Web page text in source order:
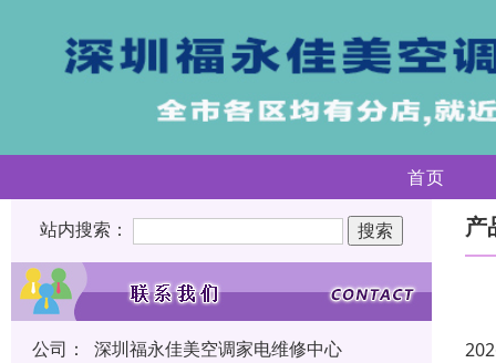
首页
站内搜索：
公司：
深圳福永佳美空调家电维修中心
产